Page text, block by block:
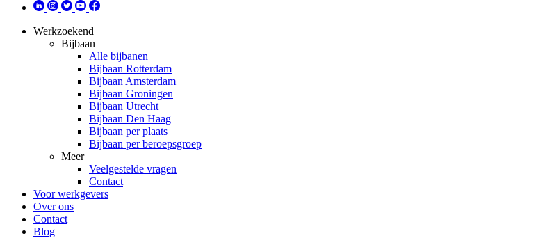
Werkzoekend
Bijbaan
Alle bijbanen
Bijbaan Rotterdam
Bijbaan Amsterdam
Bijbaan Groningen
Bijbaan Utrecht
Bijbaan Den Haag
Bijbaan per plaats
Bijbaan per beroepsgroep
Meer
Veelgestelde vragen
Contact
Voor werkgevers
Over ons
Contact
Blog